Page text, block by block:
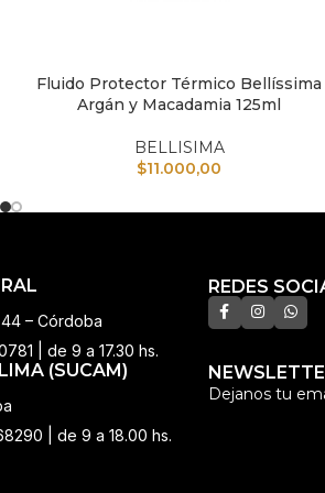
AÑADIR AL CARRITO
Fluido Protector Térmico Bellíssima
Argán y Macadamia 125ml
BELLISIMA
$11.000,00
– Córdoba
| de 9 a 17.30 hs.
(SUCAM)
| de 9 a 18.00 hs.
REDES
Dejanos tu